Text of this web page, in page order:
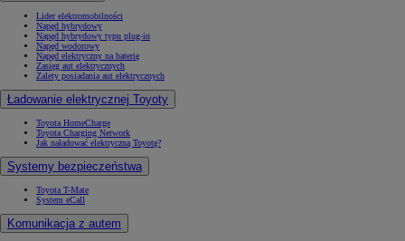
Lider elektromobilności
Napęd hybrydowy
Napęd hybrydowy typu plug-in
Napęd wodorowy
Napęd elektryczny na baterię
Zasięg aut elektrycznych
Zalety posiadania aut elektrycznych
Ładowanie elektrycznej Toyoty
Toyota HomeCharge
Toyota Charging Network
Jak naładować elektryczną Toyotę?
Systemy bezpieczeństwa
Toyota T-Mate
System eCall
Komunikacja z autem